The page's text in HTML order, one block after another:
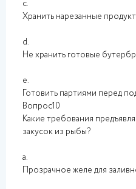
c.
Хранить нарезанные
d.
Не хранить готовые
e.
Готовить партиями перед
Вопрос10
Какие требования
закусок из рыбы?
a.
Прозрачное желе для